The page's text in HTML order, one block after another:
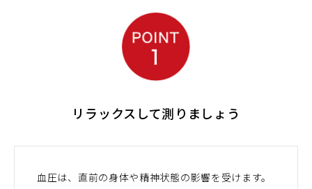
リラックスして測りましょう
血圧は、直前の身体や精神状態の影響を受けます。